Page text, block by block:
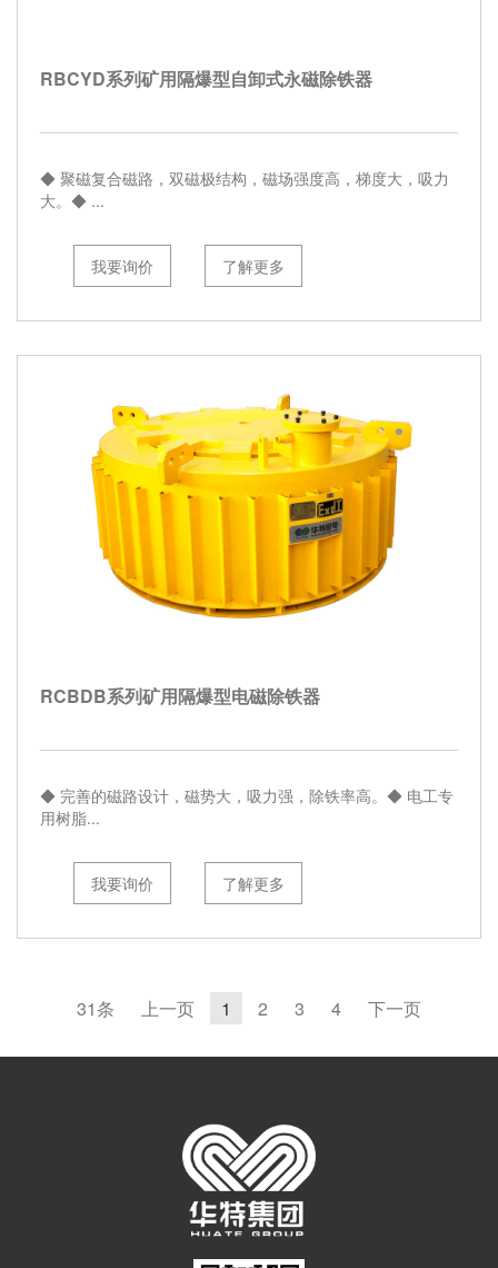
RBCYD系列矿用隔爆型自卸式永磁除铁器
◆ 聚磁复合磁路，双磁极结构，磁场强度高，梯度大，吸力
大。◆ ...
我要询价 了解更多
RCBDB系列矿用隔爆型电磁除铁器
◆ 完善的磁路设计，磁势大，吸力强，除铁率高。◆ 电工专
用树脂...
我要询价 了解更多
31条 上一页 1 2 3 4 下一页